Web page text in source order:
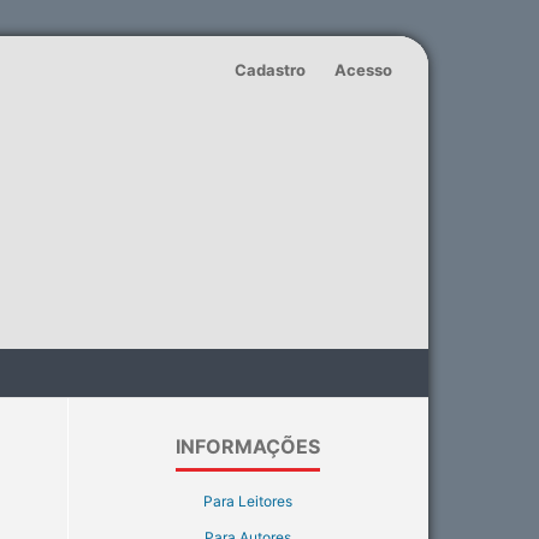
Cadastro Acesso
INFORMAÇÕES
Para Leitores